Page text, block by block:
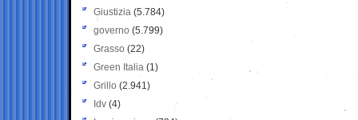
Giustizia (5.784)
governo (5.799)
Grasso (22)
Green Italia (1)
Grillo (2.941)
Idv (4)